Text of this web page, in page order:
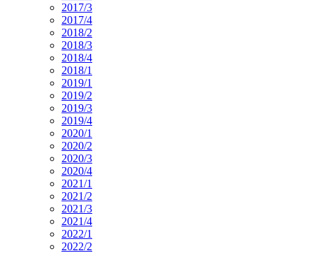
2017/3
2017/4
2018/2
2018/3
2018/4
2018/1
2019/1
2019/2
2019/3
2019/4
2020/1
2020/2
2020/3
2020/4
2021/1
2021/2
2021/3
2021/4
2022/1
2022/2